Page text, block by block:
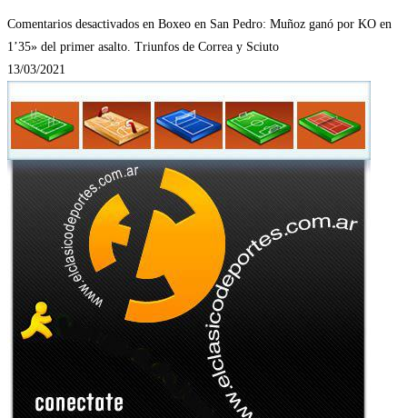
Comentarios desactivados en Boxeo en San Pedro: Muñoz ganó por KO en
1’35» del primer asalto. Triunfos de Correa y Sciuto
13/03/2021